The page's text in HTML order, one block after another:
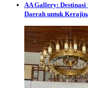
AA Gallery:
Daerah untuk